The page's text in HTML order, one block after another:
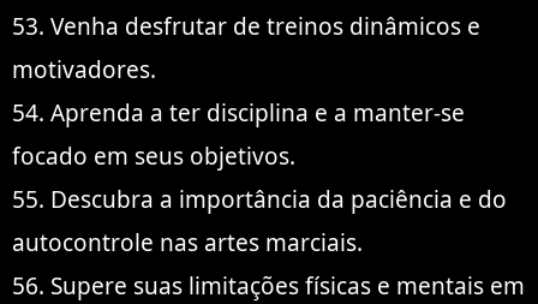
53. Venha desfrutar de treinos dinâmicos e
motivadores.
54. Aprenda a ter disciplina e a manter-se
focado em seus objetivos.
55. Descubra a importância da paciência e do
autocontrole nas artes marciais.
56. Supere suas limitações físicas e mentais em